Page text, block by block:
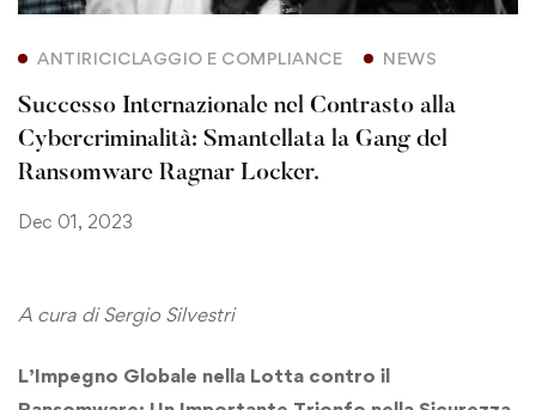
ANTIRICICLAGGIO E COMPLIANCE NEWS
Successo Internazionale nel Contrasto alla
Cybercriminalità: Smantellata la Gang del
Ransomware Ragnar Locker.
Dec 01, 2023
A cura di Sergio Silvestri
L’Impegno Globale nella Lotta contro il